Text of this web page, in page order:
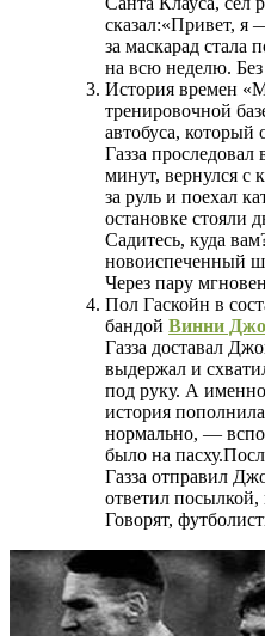
сказал:«Привет, я
за маскарад стала
на всю неделю.
История времен
тренировочной
автобуса, который
Газза проследовал
минут, вернулся с
за руль и поехал
остановке стояли
Садитесь, куда
новоиспеченный
Через пару
Пол Гаскойн в
бандой Винни
Газза доставал
выдержал и
под руку. А
история
нормально, —
было на
Газза отправил
ответил
Говорят,